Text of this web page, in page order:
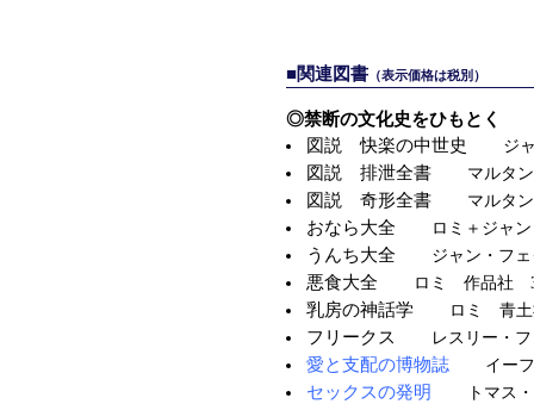
■関連図書 （表示価格は税別）
◎禁断の文化史をひもとく
図説 快楽の中世史 ジ
図説 排泄全書 マルタ
図説 奇形全書 マルタ
おなら大全 ロミ＋ジャ
うんち大全 ジャン・フ
悪食大全 ロミ 作品社
乳房の神話学 ロミ 青
フリークス レスリー・
愛と支配の博物誌 イー
セックスの発明 トマス